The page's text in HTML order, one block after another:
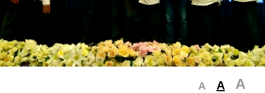
A A A